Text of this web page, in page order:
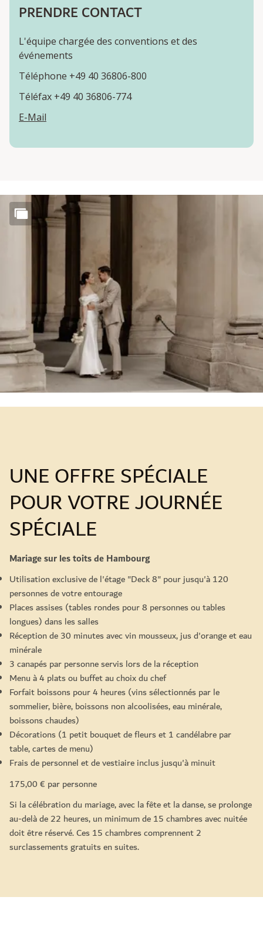
PRENDRE CONTACT
L'équipe chargée des conventions et des
événements
Téléphone +49 40 36806-800
Téléfax +49 40 36806-774
E-Mail
UNE OFFRE SPÉCIALE
POUR VOTRE JOURNÉE
SPÉCIALE
Mariage sur les toits de Hambourg
Utilisation exclusive de l'étage "Deck 8" pour jusqu'à 120
personnes de votre entourage
Places assises (tables rondes pour 8 personnes ou tables
longues) dans les salles
Réception de 30 minutes avec vin mousseux, jus d'orange et eau
minérale
3 canapés par personne servis lors de la réception
Menu à 4 plats ou buffet au choix du chef
Forfait boissons pour 4 heures (vins sélectionnés par le
sommelier, bière, boissons non alcoolisées, eau minérale,
boissons chaudes)
Décorations (1 petit bouquet de fleurs et 1 candélabre par
table, cartes de menu)
Frais de personnel et de vestiaire inclus jusqu'à minuit
175,00 € par personne
Si la célébration du mariage, avec la fête et la danse, se prolonge
au-delà de 22 heures, un minimum de 15 chambres avec nuitée
doit être réservé. Ces 15 chambres comprennent 2
surclassements gratuits en suites.